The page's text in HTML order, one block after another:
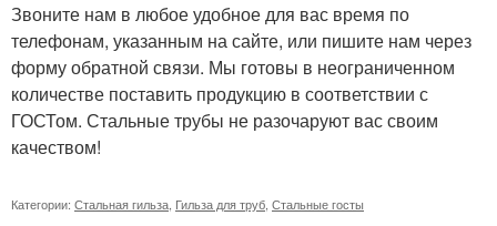
Звоните нам в любое удобное для вас время по
телефонам, указанным на сайте, или пишите нам через
форму обратной связи. Мы готовы в неограниченном
количестве поставить продукцию в соответствии с
ГОСТом. Стальные трубы не разочаруют вас своим
качеством!
Категории: Стальная гильза Гильза для труб Стальные госты